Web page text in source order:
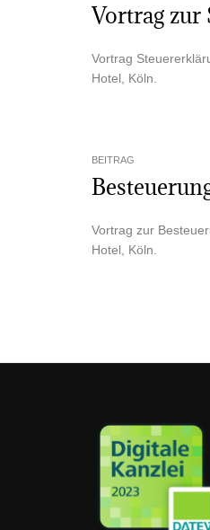
Vor­trag zur
Vor­trag
Hotel, Köln.
BEITRAG
Vor­trag zur
Hotel, Köln.